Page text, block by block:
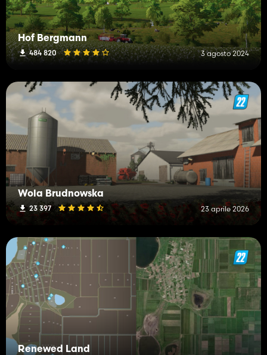
Hof Bergmann
484 820 3 agosto 2024
Wola Brudnowska
23 397 23 aprile 2026
Renewed Land